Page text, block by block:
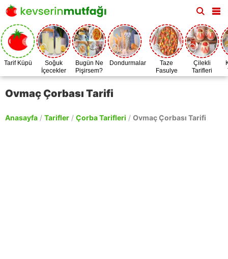
Tarif Küpü
Soğuk
İçecekler
Bugün Ne
Pişirsem?
Dondurmalar
Taze
Fasulye
Zamanı
Çilekli
Tarifleri
Ovmaç Çorbası Tarifi
Anasayfa / Tarifler / Çorba Tarifleri / Ovmaç Çorbası Tarifi